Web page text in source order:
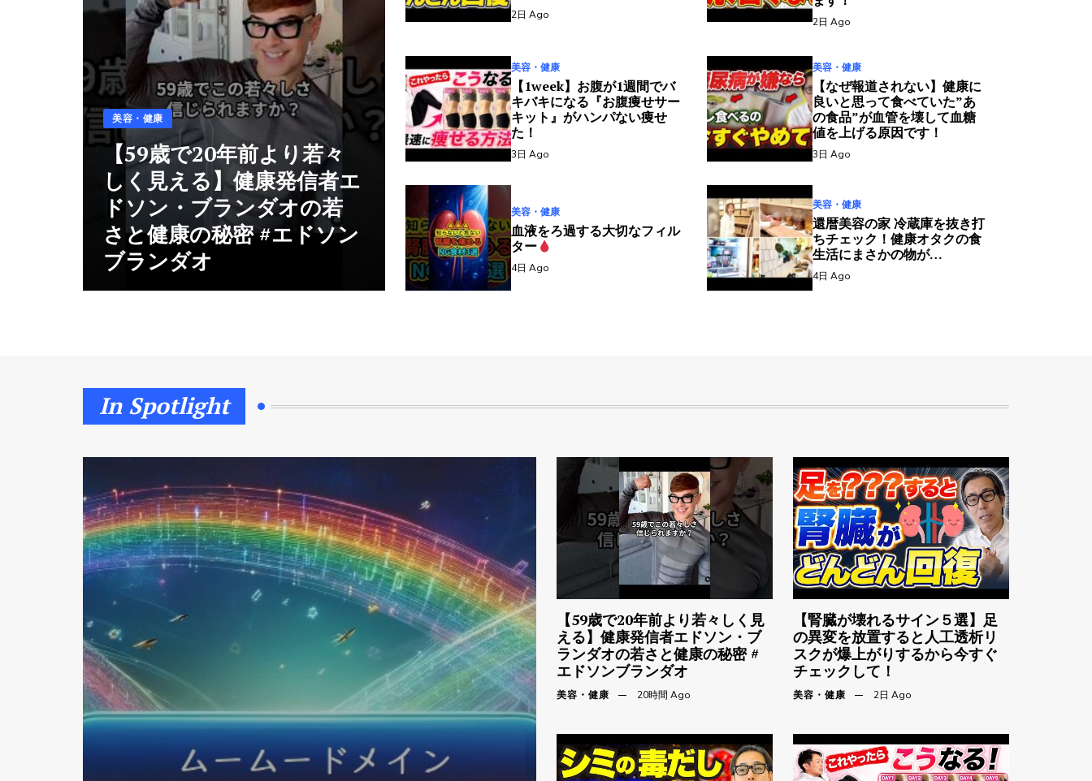
還暦美容の家 冷蔵庫を抜き
打ちチェック！健康オタク
の食生活にまさかの物が…
美容・健康 4日 Ago
【ダイエット・美容・健
康】お金出しても損しない
神アイテム12選【2026年上
半期ベストバイ】
美容・健康 4日 Ago
美容・健康
【59歳で20年前より若々
しく見える】健康発信者エ
ドソン・ブランダオの若
さと健康の秘密 #エドソン
ブランダオ
2日 Ago
2日 Ago
美容・健康
【1week】お腹が1週間でバ
キバキになる『お腹痩せサー
キット』がハンパない痩せ
た！
3日 Ago
美容・健康
【なぜ報道されない】健康に
良いと思って食べていた”あ
の食品”が血管を壊して血糖
値を上げる原因です！
3日 Ago
美容・健康
血液をろ過する大切なフィル
ター
4日 Ago
美容・健康
還暦美容の家 冷蔵庫を抜き打
ちチェック！健康オタクの食
生活にまさかの物が…
4日 Ago
In Spotlight
【59歳で20年前より若々しく見
える】健康発信者エドソン・ブ
ランダオの若さと健康の秘密 #
エドソンブランダオ
美容・健康 20時間 Ago
【腎臓が壊れるサイン５選】足
の異変を放置すると人工透析リ
スクが爆上がりするから今すぐ
チェックして！
美容・健康 2日 Ago